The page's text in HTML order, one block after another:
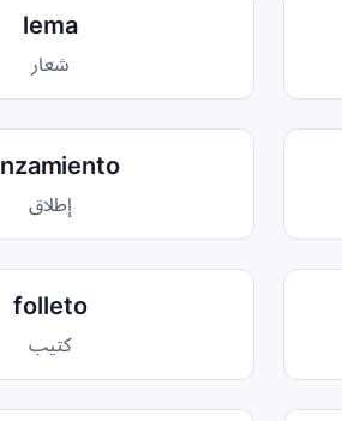
lema
شعار
إطلاق
folleto
كتيب